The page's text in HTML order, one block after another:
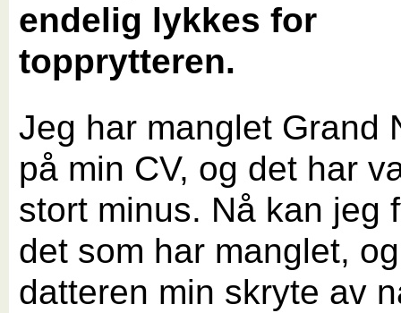
endelig lykkes for
topprytteren.
Jeg har manglet Grand
på min CV, og det har
stort minus. Nå kan jeg
det som har manglet,
datteren min skryte av